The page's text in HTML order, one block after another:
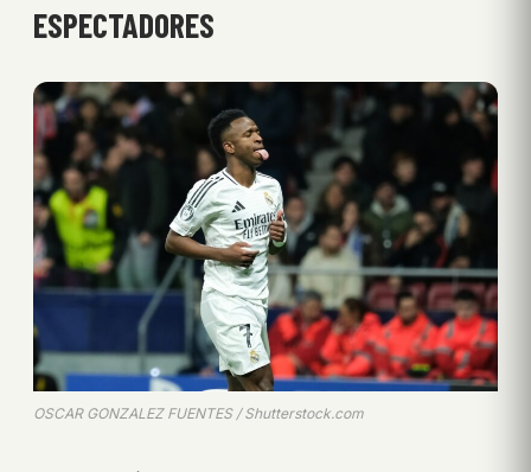
ESPECTADORES
OSCAR GONZALEZ FUENTES / Shutterstock.com